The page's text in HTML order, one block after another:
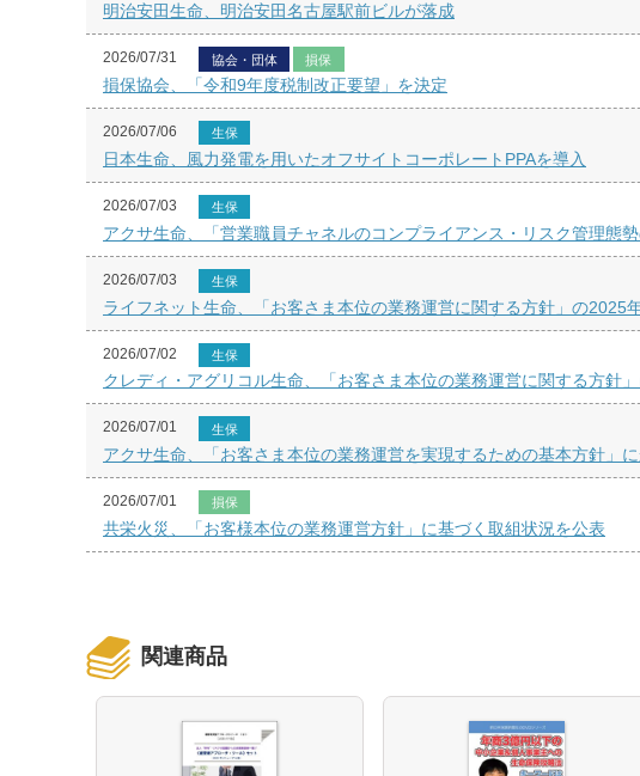
明治安田生命、明治安田名古屋駅前ビルが落成
2026/07/31 協会・団体 損保
損保協会、「令和9年度税制改正要望」を決定
2026/07/06 生保
日本生命、風力発電を用いたオフサイトコーポレートPPAを導入
2026/07/03 生保
アクサ生命、「営業職員チャネルのコンプライアンス・リスク管理態
2026/07/03 生保
ライフネット生命、「お客さま本位の業務運営に関する方針」の2025
2026/07/02 生保
クレディ・アグリコル生命、「お客さま本位の業務運営に関する方針
2026/07/01 生保
アクサ生命、「お客さま本位の業務運営を実現するための基本方針」
2026/07/01 損保
共栄火災、「お客様本位の業務運営方針」に基づく取組状況を公表
関連商品